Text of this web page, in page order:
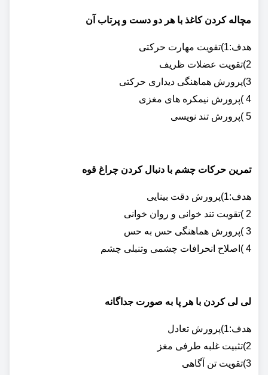
مچاله کردن کاغذ با هر دو دست و پرتاب آن
هدف:1)تقویت مهارت حرکتی
2)تقویت عضلات ظریف
3)پرورش هماهنگی دیداری حرکتی
4 )پرورش نیمکره های مغزی
5 )پرورش تند نویسی
تمرین حرکات چشم با دنبال کردن چراغ قوه
هدف:1)پرورش دقت بینایی
2 )تقویت تند خوانی و روان خوانی
3 )پرورش هماهنگی حس به حس
4 )اصلاح انحرافات چشمی وتنبلی چشم
لی لی کردن با هر پا به صورت جداگانه
هدف:1)پرورش تعادل
2)تثبیت غلبه طرفی مغز
3)تقویت تن آگاهی